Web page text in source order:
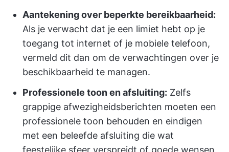
Aantekening over beperkte bereikbaarheid:
Als je verwacht dat je een limiet hebt op je
toegang tot internet of je mobiele telefoon,
vermeld dit dan om de verwachtingen over je
beschikbaarheid te managen.
Professionele toon en afsluiting: Zelfs
grappige afwezigheidsberichten moeten een
professionele toon behouden en eindigen
met een beleefde afsluiting die wat
feestelijke sfeer verspreidt of goede wensen